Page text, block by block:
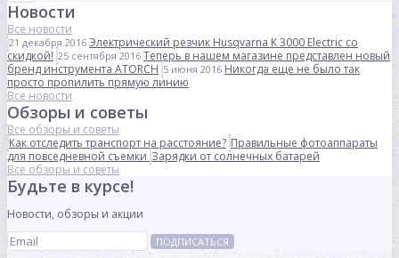
Новости
Все новости
21 декабря 2016 Электрический резчик Husqvarna K 3000 Electric со
скидкой! 25 сентября 2016 Теперь в нашем магазине представлен новый
бренд инструмента ATORCH 5 июня 2016 Никогда еще не было так
просто пропилить прямую линию
Все новости
Обзоры и советы
Все обзоры и советы
Как отследить транспорт на расстояние? Правильные фотоаппараты
для повседневной съемки Зарядки от солнечных батарей
Все обзоры и советы
Будьте в курсе!
Новости, обзоры и акции
ПОДПИСАТЬСЯ